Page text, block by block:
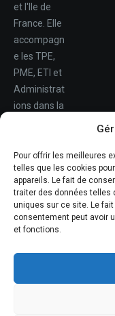
Pour offrir les meilleures
telles que les cookies
appareils. Le fait de
traiter des données telles
uniques sur ce site. Le
consentement peut avoir
et fonctions.
et l'Ile de
France. Elle
accompagn
e les TPE,
PME, ETI et
Administrat
ions dans la
déploiemen
t et la
maintenan
ce de leur
système
ons.